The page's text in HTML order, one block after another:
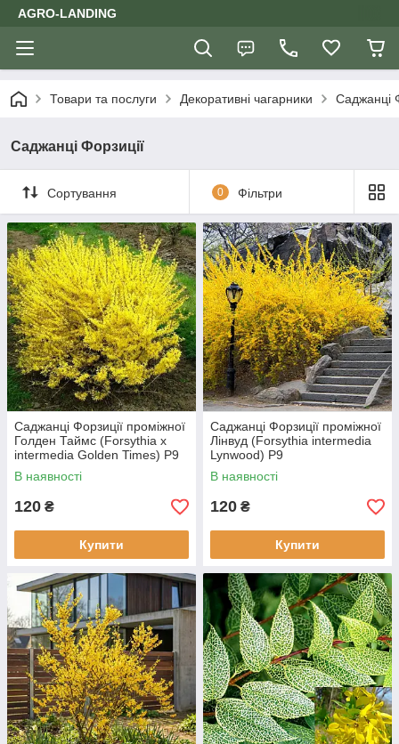
AGRO-LANDING
Товари та послуги Декоративні чагарники Саджанці
Саджанці Форзиції
Сортування 0 Фільтри
Саджанці Форзиції проміжної
Голден Таймс (Forsythia x
intermedia Golden Times) Р9
В наявності
120 ₴
Купити
Саджанці Форзиції проміжної
Лінвуд (Forsythia intermedia
Lynwood) Р9
В наявності
120 ₴
Купити